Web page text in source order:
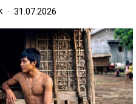
31.07.2026